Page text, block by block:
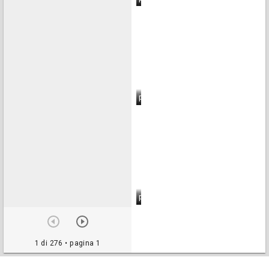
1 di 276 • pagina 1
pagina 6
pagina 7
pagina 8
pagina 9